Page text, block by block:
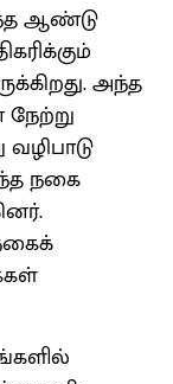
ஆண்டு
அந்த
நகை